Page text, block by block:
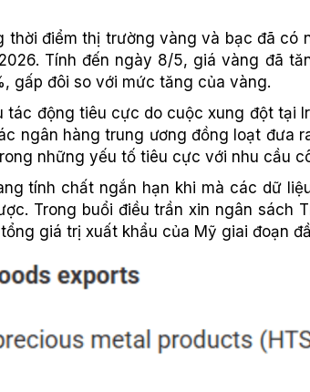
thời điểm thị trường vàng và bạc đã có
Tính đến ngày 8/5, giá vàng đã
gấp đôi so với mức tăng của vàng.
tác động tiêu cực do cuộc xung đột tại
ngân hàng trung ương đồng loạt đưa
những yếu tố tiêu cực với nhu cầu
tính chất ngắn hạn khi mà các dữ
Trong buổi điều trần xin ngân
giá trị xuất khẩu của Mỹ giai đoạn